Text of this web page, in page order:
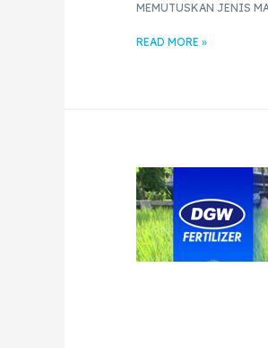
MEMUTUSKAN JENIS
READ MORE »